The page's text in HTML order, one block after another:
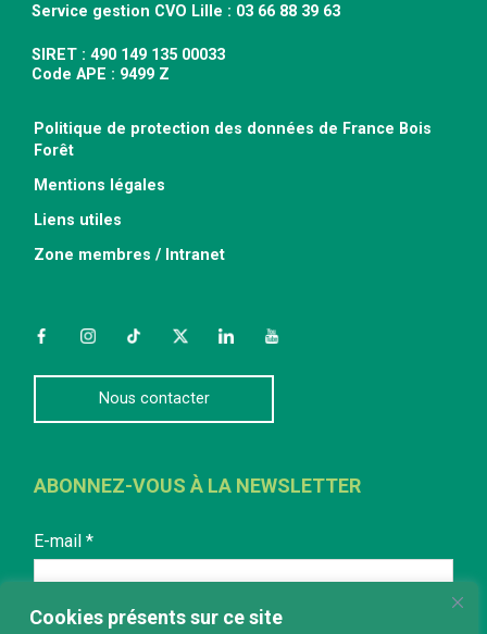
Cookies présents sur ce site
Service gestion CVO Lille : 03 66 88 39 63
SIRET : 490 149 135 00033
Code APE : 9499 Z
Politique de protection des données de France Bois
Forêt
Mentions légales
Liens utiles
Zone membres / Intranet
FacebookInstagramTikTokTwitterLinkedInYouTube
Nous contacter
ABONNEZ-VOUS À LA NEWSLETTER
E-mail *